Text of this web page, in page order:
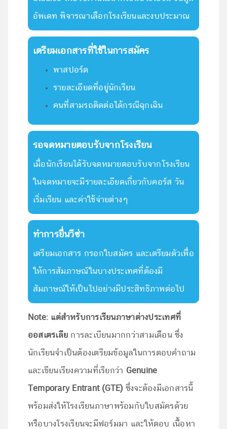
อัพเดท พิจารณาเลือกโรงเรียนและงบประมาณ
เตรียมเอกสารที่ใช้ในการสมัคร
พาสปอร์ต
รายละเอียดที่อยู่นักเรียน
คนที่สามรถติดต่อได้กรณีฉุกเฉิน
รอจดหมายตอบรับจากโรงเรียน
เมื่อนักเรียนได้รับจดหมายตอบรับจากโรงเรียน
ในจดหมายจะมีรายละเอียดเกี่ยวกับคอร์ส วัน
เริ่มเรียน และค่าใช้จ่ายต่างๆ
ทำการยื่นวีซ่า
เตรียมเอกสาร กรอกใบสมัคร และเตรียมตัวเพื่อ
ให้การสัมภาษณ์ในบางประเทศที่ต้องมี
สัมภาษณ์ให้เป็นไปอย่างมีประสิทธิภาพต่อไป
Note: แต่สำหรับการเรียนภาษาต่างประเทศที่
ออสเตรเลีย การละเบียนมากกว่าสามเดือน ซึ่ง
นักเรียนจำเป็นต้องเตรียมข้อมูลในการตอบคำถาม
และเขียนเรียงความที่เรียกว่า Genuine
Temporary Entrant (GTE) ซึ่งจะต้องมีเอกสารนี้
พร้อมส่งให้โรงเรียนภาษาพร้อมกับใบสมัครด้วย
หรือบางโรงเรียนจะมีฟอร์มมา และให้ตอบ เนื้อหา